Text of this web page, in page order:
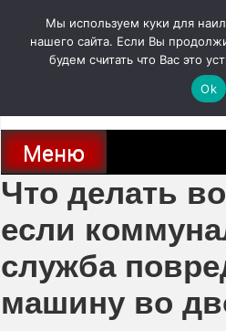
содержимому
Новости про современные автомобили
и отечественного
Меню
Что делать
если
служба
машину во
Мы используем куки для
нашего сайта. Если Вы
будем считать что Вас это
Ok